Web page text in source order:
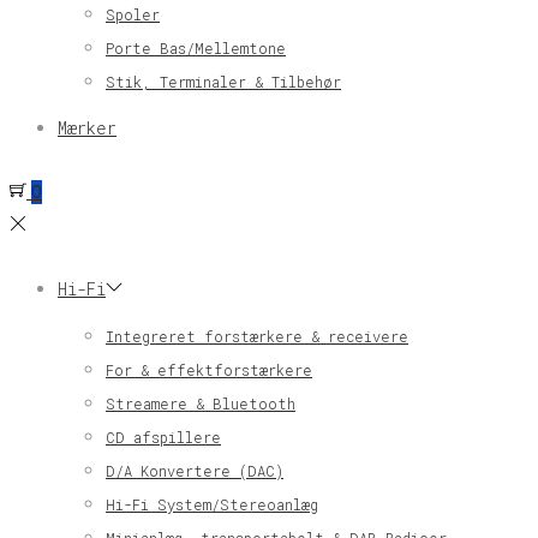
Spoler
Porte Bas/Mellemtone
Stik, Terminaler & Tilbehør
Mærker
0
Hi-Fi
Integreret forstærkere & receivere
For & effektforstærkere
Streamere & Bluetooth
CD afspillere
D/A Konvertere (DAC)
Hi-Fi System/Stereoanlæg